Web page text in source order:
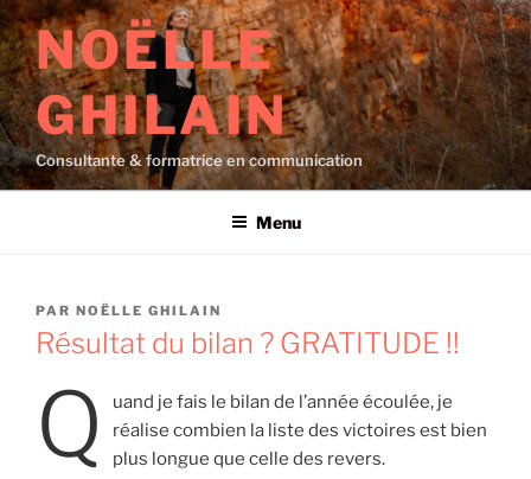
Aller
au
contenu
principal
NOËLLE
GHILAIN
Consultante & formatrice en communication
Menu
PUBLIÉ
LE
PAR NOËLLE GHILAIN
Résultat du bilan ? GRATITUDE !!
Q
uand je fais le bilan de l’année écoulée, je
réalise combien la liste des victoires est bien
plus longue que celle des revers.